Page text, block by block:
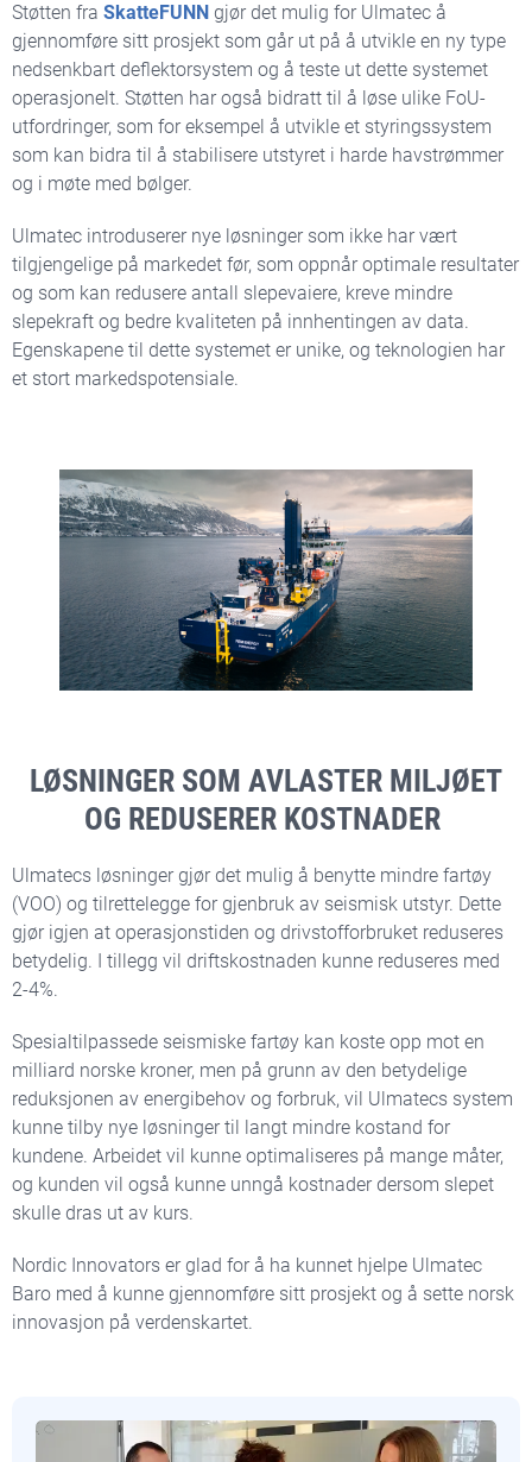
Støtten fra SkatteFUNN gjør det mulig for Ulmatec å
gjennomføre sitt prosjekt som går ut på å utvikle en ny type
nedsenkbart deflektorsystem og å teste ut dette systemet
operasjonelt. Støtten har også bidratt til å løse ulike FoU-
utfordringer, som for eksempel å utvikle et styringssystem
som kan bidra til å stabilisere utstyret i harde havstrømmer
og i møte med bølger.
Ulmatec introduserer nye løsninger som ikke har vært
tilgjengelige på markedet før, som oppnår optimale resultater
og som kan redusere antall slepevaiere, kreve mindre
slepekraft og bedre kvaliteten på innhentingen av data.
Egenskapene til dette systemet er unike, og teknologien har
et stort markedspotensiale.
LØSNINGER SOM AVLASTER MILJØET
OG REDUSERER KOSTNADER
Ulmatecs løsninger gjør det mulig å benytte mindre fartøy
(VOO) og tilrettelegge for gjenbruk av seismisk utstyr. Dette
gjør igjen at operasjonstiden og drivstofforbruket reduseres
betydelig. I tillegg vil driftskostnaden kunne reduseres med
2-4%.
Spesialtilpassede seismiske fartøy kan koste opp mot en
milliard norske kroner, men på grunn av den betydelige
reduksjonen av energibehov og forbruk, vil Ulmatecs system
kunne tilby nye løsninger til langt mindre kostand for
kundene. Arbeidet vil kunne optimaliseres på mange måter,
og kunden vil også kunne unngå kostnader dersom slepet
skulle dras ut av kurs.
Nordic Innovators er glad for å ha kunnet hjelpe Ulmatec
Baro med å kunne gjennomføre sitt prosjekt og å sette norsk
innovasjon på verdenskartet.